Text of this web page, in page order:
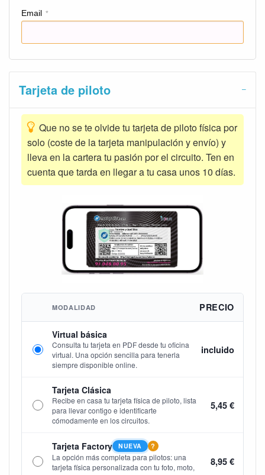
Email *
Tarjeta de piloto
Que no se te olvide tu tarjeta de piloto física por
solo (coste de la tarjeta manipulación y envío) y
lleva en la cartera tu pasión por el circuito. Ten en
cuenta que tarda en llegar a tu casa unos 10 días.
MODALIDAD PRECIO
Virtual básica
Consulta tu tarjeta en PDF desde tu oficina
virtual. Una opción sencilla para tenerla
siempre disponible online.
incluido
Tarjeta Clásica
Recibe en casa tu tarjeta física de piloto, lista
para llevar contigo e identificarte
cómodamente en los circuitos.
5,45 €
Tarjeta Factory NUEVA ?
La opción más completa para pilotos: una
tarjeta física personalizada con tu foto, moto,
8,95 €